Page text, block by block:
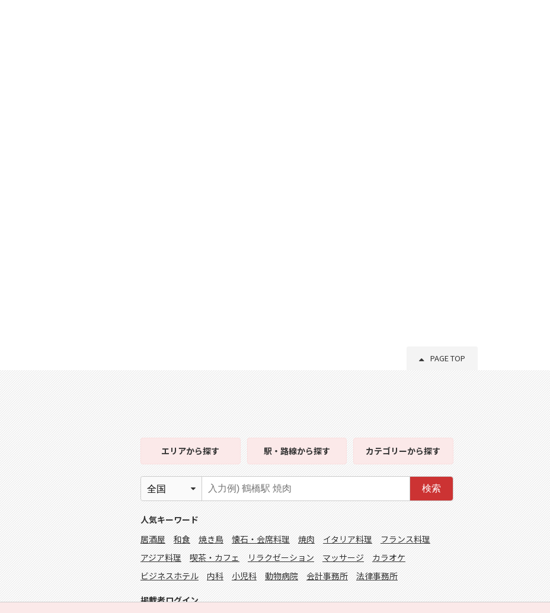
PAGE TOP
エリアから探す 駅・路線から探す カテゴリーから探す
検索
人気キーワード
居酒屋
和食 焼き鳥 懐石・会席料理 焼肉 イタリア料理
フランス料理
アジア料理
喫茶・カフェ リラクゼーション マッサージ
カラオケ
ビジネスホテル
内科 小児科 動物病院 会計事務所 法律事務所
掲載者ログイン